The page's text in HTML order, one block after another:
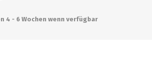
4 - 6 Wochen wenn verfügbar